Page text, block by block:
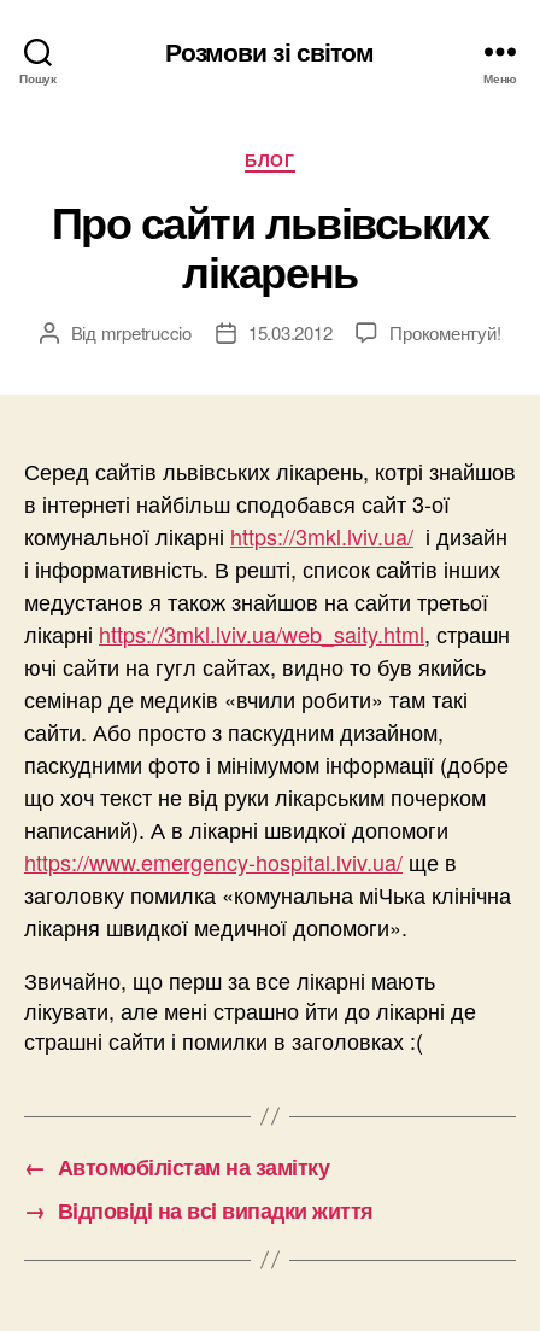
Пошук
Розмови зі світом
Меню
Категорії
БЛОГ
Про сайти львівських
лікарень
Автор
Від mrpetruccio
Дата15.03.2012 Прокоментуй!
Серед сайтів львівських лікарень, котрі знайшов
в інтернеті найбільш сподобався сайт 3-ої
комунальної лікарні https://3mkl.lviv.ua/ і дизайн
і інформативність. В решті, список сайтів інших
медустанов я також знайшов на сайти третьої
лікарні https://3mkl.lviv.ua/web_saity.html, страшн
ючі сайти на гугл сайтах, видно то був якийсь
семінар де медиків «вчили робити» там такі
сайти. Або просто з паскудним дизайном,
паскудними фото і мінімумом інформації (добре
що хоч текст не від руки лікарським почерком
написаний). А в лікарні швидкої допомоги
https://www.emergency-hospital.lviv.ua/ ще в
заголовку помилка «комунальна міЧька клінічна
лікарня швидкої медичної допомоги».
Звичайно, що перш за все лікарні мають
лікувати, але мені страшно йти до лікарні де
страшні сайти і помилки в заголовках :(
← Автомобілістам на замітку
→ Вiдповiдi на всi випадки життя